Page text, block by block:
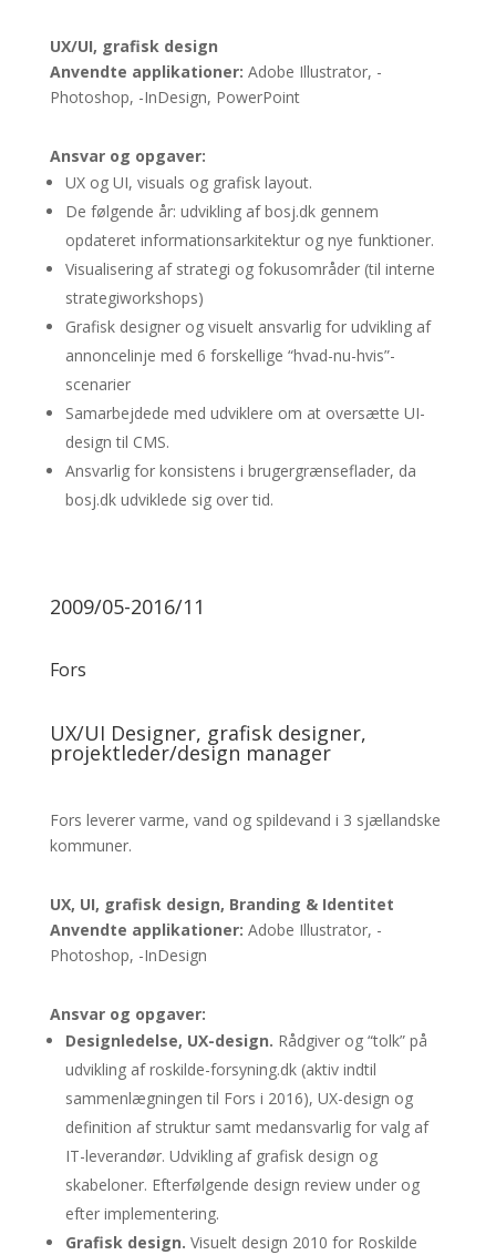
UX/UI, grafisk design
Anvendte applikationer: Adobe Illustrator, -
Photoshop, -InDesign, PowerPoint
Ansvar og opgaver:
UX og UI, visuals og grafisk layout.
De følgende år: udvikling af bosj.dk gennem
opdateret informationsarkitektur og nye funktioner.
Visualisering af strategi og fokusområder (til interne
strategiworkshops)
Grafisk designer og visuelt ansvarlig for udvikling af
annoncelinje med 6 forskellige “hvad-nu-hvis”-
scenarier
Samarbejdede med udviklere om at oversætte UI-
design til CMS.
Ansvarlig for konsistens i brugergrænseflader, da
bosj.dk udviklede sig over tid.
2009/05-2016/11
Fors
UX/UI Designer, grafisk designer,
projektleder/design manager
Fors leverer varme, vand og spildevand i 3 sjællandske
kommuner.
UX, UI, grafisk design, Branding & Identitet
Anvendte applikationer: Adobe Illustrator, -
Photoshop, -InDesign
Ansvar og opgaver:
Designledelse, UX-design. Rådgiver og “tolk” på
udvikling af roskilde-forsyning.dk (aktiv indtil
sammenlægningen til Fors i 2016), UX-design og
definition af struktur samt medansvarlig for valg af
IT-leverandør. Udvikling af grafisk design og
skabeloner. Efterfølgende design review under og
efter implementering.
Grafisk design. Visuelt design 2010 for Roskilde